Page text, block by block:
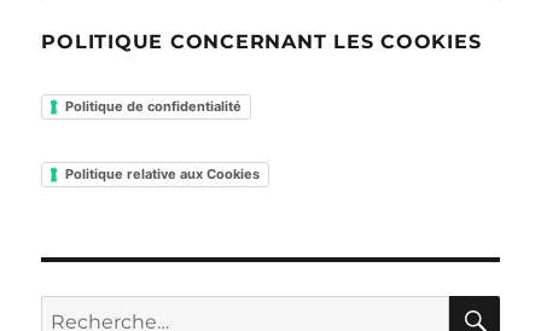
POLITIQUE CONCERNANT LES COOKIES
Politique de confidentialité
Politique relative aux Cookies
Recherche